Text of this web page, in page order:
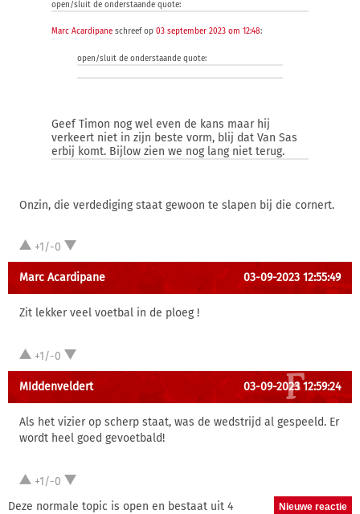
open/sluit de onderstaande quote:
Marc Acardipane schreef op 03 september 2023 om 12:48:
open/sluit de onderstaande quote:
Geef Timon nog wel even de kans maar hij
verkeert niet in zijn beste vorm, blij dat Van Sas
erbij komt. Bijlow zien we nog lang niet terug.
Onzin, die verdediging staat gewoon te slapen bij die cornert.
+1/-0
Marc Acardipane 03-09-2023 12:55:49
Zit lekker veel voetbal in de ploeg !
+1/-0
MIddenveldert 03-09-2023 12:59:24
Als het vizier op scherp staat, was de wedstrijd al gespeeld. Er
wordt heel goed gevoetbald!
+1/-0
Deze normale topic is open en bestaat uit 4